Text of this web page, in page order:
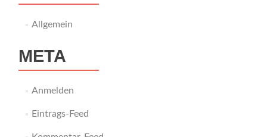
Allgemein
META
Anmelden
Eintrags-Feed